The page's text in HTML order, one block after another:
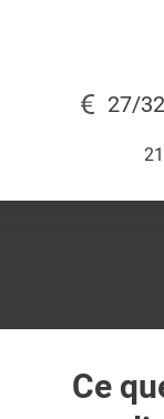
27/
Ce